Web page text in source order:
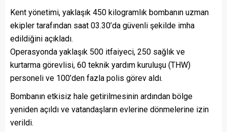
Kent yönetimi, yaklaşık 450 kilogramlık bombanın uzman
ekipler tarafından saat 03.30’da güvenli şekilde imha
edildiğini açıkladı.
Operasyonda yaklaşık 500 itfaiyeci, 250 sağlık ve
kurtarma görevlisi, 60 teknik yardım kuruluşu (THW)
personeli ve 100’den fazla polis görev aldı.
Bombanın etkisiz hale getirilmesinin ardından bölge
yeniden açıldı ve vatandaşların evlerine dönmelerine izin
verildi.